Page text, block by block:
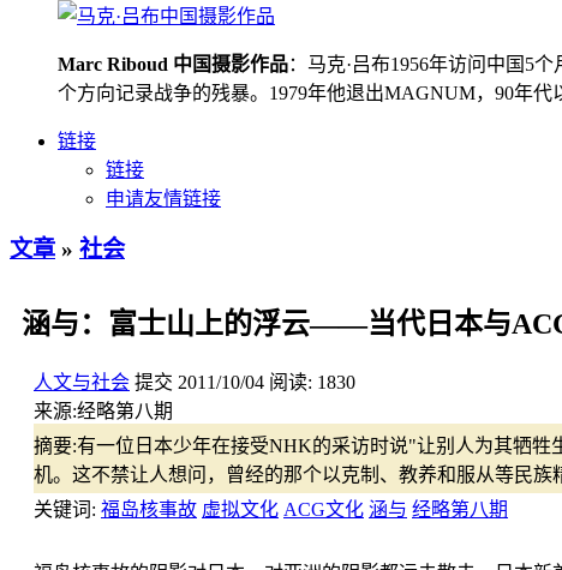
Marc Riboud 中国摄影作品：马克·吕布1956年访问中国5
个方向记录战争的残暴。1979年他退出MAGNUM，90年代
链接
链接
申请友情链接
文章 » 社会
涵与：富士山上的浮云——当代日本与
人文与社会 提交 2011/10/04 阅读: 1830
来源:经略第八期
摘要:有一位日本少年在接受NHK的采访时说"让别人为其牺
机。这不禁让人想问，曾经的那个以克制、教养和服从等民族
关键词: 福岛核事故 虚拟文化 ACG文化 涵与 经略第八期